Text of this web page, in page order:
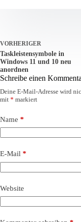
VORHERIGER
Taskleistensymbole in
Windows 11 und 10 neu
anordnen
Schreibe einen
Deine E-Mail-Adresse wird
mit * markiert
Name *
E-Mail *
Website